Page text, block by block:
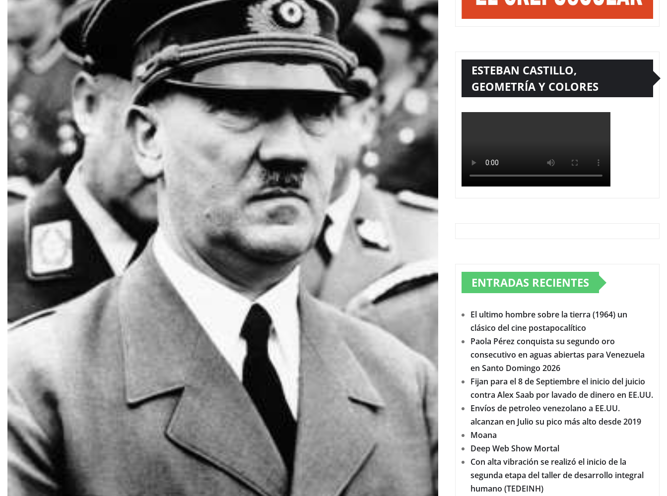
ESTEBAN CASTILLO,
GEOMETRÍA Y COLORES
ENTRADAS RECIENTES
El ultimo hombre sobre la tierra (1964) un
clásico del cine postapocalítico
Paola Pérez conquista su segundo oro
consecutivo en aguas abiertas para Venezuela
en Santo Domingo 2026
Fijan para el 8 de Septiembre el inicio del juicio
contra Alex Saab por lavado de dinero en EE.UU.
Envíos de petroleo venezolano a EE.UU.
alcanzan en Julio su pico más alto desde 2019
Moana
Deep Web Show Mortal
Con alta vibración se realizó el inicio de la
segunda etapa del taller de desarrollo integral
humano (TEDEINH)